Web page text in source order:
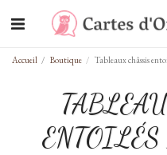
Accueil Boutique Tableaux châssis
ENTOILÉS